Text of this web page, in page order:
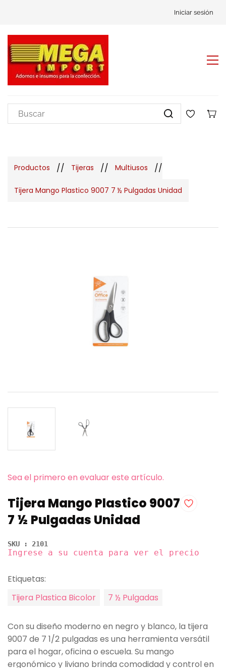
Iniciar sesión
Productos // Tijeras // Multiusos //
Tijera Mango Plastico 9007 7 ½ Pulgadas Unidad
Sea el primero en evaluar este artículo.
Tijera Mango Plastico 9007
7 ½ Pulgadas Unidad
SKU : 2101
Ingrese a su cuenta para ver el precio
Etiquetas:
Tijera Plastica Bicolor
7 ½ Pulgadas
Con su diseño moderno en negro y blanco, la tijera
9007 de 7 1/2 pulgadas es una herramienta versátil
para el hogar, oficina o escuela. Su mango
ergonómico y liviano brinda comodidad y control en